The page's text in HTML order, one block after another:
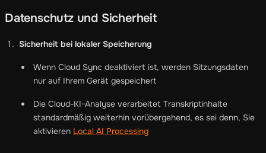
Datenschutz und Sicherheit
Sicherheit bei lokaler Speicherung
Wenn Cloud Sync deaktiviert ist, werden Sitzungsdaten
nur auf Ihrem Gerät gespeichert
Die Cloud-KI-Analyse verarbeitet Transkriptinhalte
standardmäßig weiterhin vorübergehend, es sei denn, Sie
aktivieren Local AI Processing